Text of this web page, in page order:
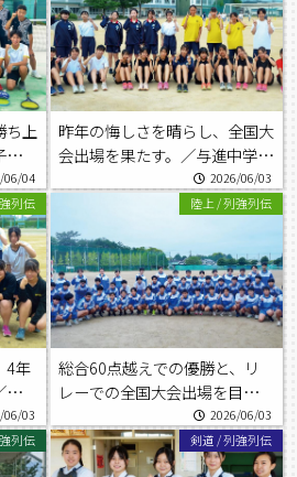
ち上
フ
06/04
昨年の悔しさを晴らし、全国大
会出場を果たす。／与進中学校
2026/06/03
列伝
4年
志
06/03
陸上/列強列伝
総合60点越えでの優勝と、リ
レーでの全国大会出場を目指
す。／三方原中学校陸上競技部
2026/06/03
列伝 剣道 /列強列伝